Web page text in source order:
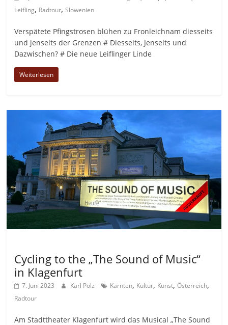
Leifling, Radtour,Slowenien
Verspätete Pfingstrosen blühen zu Fronleichnam diesseits
und jenseits der Grenzen # Diesseits, Jenseits und
Dazwischen? # Die neue Leiflinger Linde
Weiterlesen
Cycling to the „The Sound of Music“
in Klagenfurt
7. Juni 2023 Karl Pölz Kärnten, Kultur, Kunst,Österreich,
Radtour
Am Stadttheater Klagenfurt wird das Musical „The Sound